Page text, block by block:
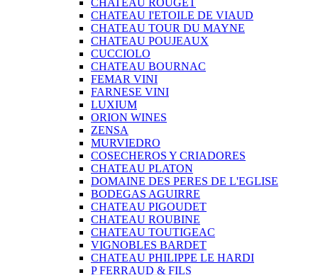
CHATEAU ROUGET
CHATEAU I'ETOILE DE VIAUD
CHATEAU TOUR DU MAYNE
CHATEAU POUJEAUX
CUCCIOLO
CHATEAU BOURNAC
FEMAR VINI
FARNESE VINI
LUXIUM
ORION WINES
ZENSA
MURVIEDRO
COSECHEROS Y CRIADORES
CHATEAU PLATON
DOMAINE DES PERES DE L'EGLISE
BODEGAS AGUIRRE
CHATEAU PIGOUDET
CHATEAU ROUBINE
CHATEAU TOUTIGEAC
VIGNOBLES BARDET
CHATEAU PHILIPPE LE HARDI
P FERRAUD & FILS